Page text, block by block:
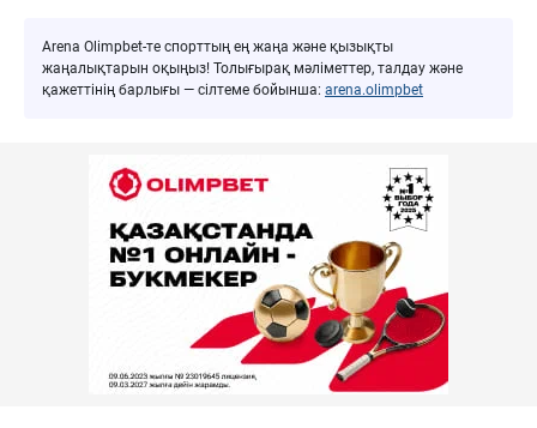
Arena Olimpbet-те спорттың ең жаңа және қызықты
жаңалықтарын оқыңыз! Толығырақ мәліметтер, талдау және
қажеттінің барлығы — сілтеме бойынша: arena.olimpbet